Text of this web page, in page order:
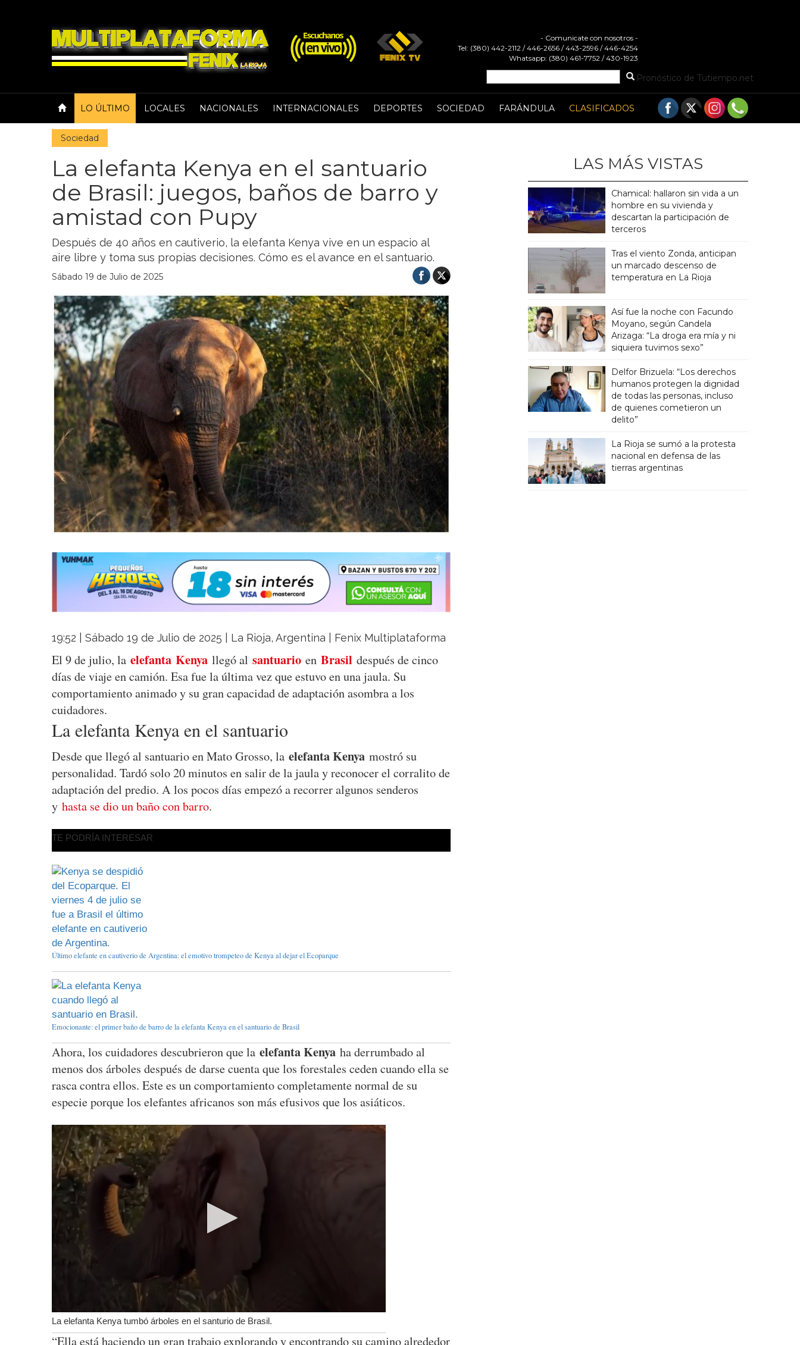
- Comunicate con nosotros -
Tel: (380) 442-2112 / 446-2656 / 443-2596 / 446-4254
Whatsapp: (380) 461-7752 / 430-1923
Pronóstico de Tutiempo.net
LO ÚLTIMO LOCALES NACIONALES INTERNACIONALES DEPORTES SOCIEDAD FARÁNDULA CLASIFICADOS
Sociedad
La elefanta Kenya en el santuario
de Brasil: juegos, baños de barro y
amistad con Pupy
Después de 40 años en cautiverio, la elefanta Kenya vive en un espacio al
aire libre y toma sus propias decisiones. Cómo es el avance en el santuario.
Sábado 19 de Julio de 2025
19:52 | Sábado 19 de Julio de 2025 | La Rioja, Argentina | Fenix Multiplataforma
El 9 de julio, la elefanta Kenya llegó al santuario en Brasil después de cinco
días de viaje en camión. Esa fue la última vez que estuvo en una jaula. Su
comportamiento animado y su gran capacidad de adaptación asombra a los
cuidadores.
La elefanta Kenya en el santuario
Desde que llegó al santuario en Mato Grosso, la elefanta Kenya mostró su
personalidad. Tardó solo 20 minutos en salir de la jaula y reconocer el corralito de
adaptación del predio. A los pocos días empezó a recorrer algunos senderos
y hasta se dio un baño con barro.
TE PODRÍA INTERESAR
Último elefante en cautiverio de Argentina: el emotivo trompeteo de Kenya al dejar el Ecoparque
Emocionante: el primer baño de barro de la elefanta Kenya en el santuario de Brasil
Ahora, los cuidadores descubrieron que la elefanta Kenya ha derrumbado al
menos dos árboles después de darse cuenta que los forestales ceden cuando ella se
rasca contra ellos. Este es un comportamiento completamente normal de su
especie porque los elefantes africanos son más efusivos que los asiáticos.
La elefanta Kenya tumbó árboles en el santurio de Brasil.
“Ella está haciendo un gran trabajo explorando y encontrando su camino alrededor
LAS MÁS VISTAS
Chamical: hallaron sin vida a un
hombre en su vivienda y
descartan la participación de
terceros
Tras el viento Zonda, anticipan
un marcado descenso de
temperatura en La Rioja
Así fue la noche con Facundo
Moyano, según Candela
Arizaga: “La droga era mía y ni
siquiera tuvimos sexo”
Delfor Brizuela: “Los derechos
humanos protegen la dignidad
de todas las personas, incluso
de quienes cometieron un
delito”
La Rioja se sumó a la protesta
nacional en defensa de las
tierras argentinas